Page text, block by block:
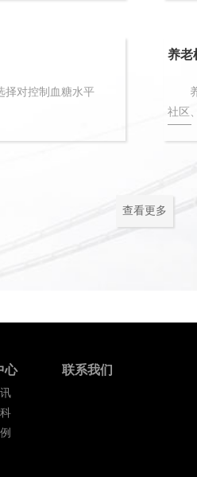
对控制血糖水平
养老
养
社区
查看更多
心 联系我们